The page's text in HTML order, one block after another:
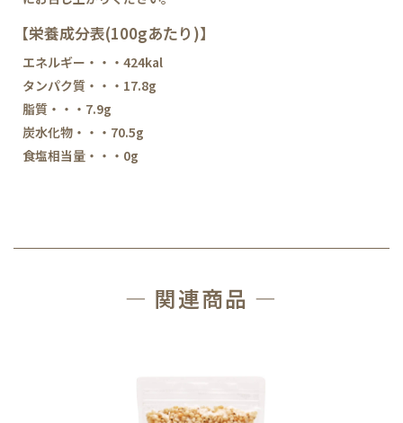
【栄養成分表(100gあたり)】
エネルギー・・・424kal
タンパク質・・・17.8g
脂質・・・7.9g
炭水化物・・・70.5g
食塩相当量・・・0g
― 関連商品 ―